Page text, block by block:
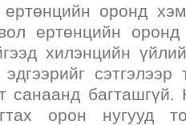
оронд
ертөнцийн
хилэнцийн
санаанд багташгүй.
орон нугууд